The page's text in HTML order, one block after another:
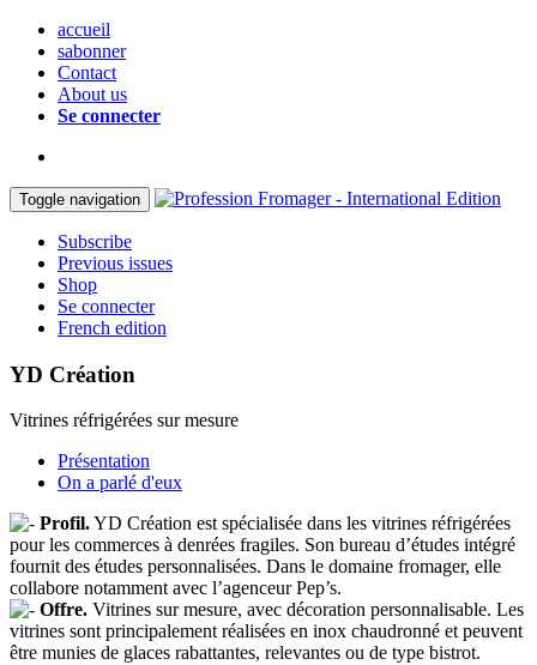
accueil
sabonner
Contact
About us
Se connecter
Toggle navigation
Subscribe
Previous issues
Shop
Se connecter
French edition
YD Création
Vitrines réfrigérées sur mesure
Présentation
On a parlé d'eux
Profil.YD Création est spécialisée dans les vitrines réfrigérées
pour les commerces à denrées fragiles. Son bureau d’études intégré
fournit des études personnalisées. Dans le domaine fromager, elle
collabore notamment avec l’agenceur Pep’s.
Offre. Vitrines sur mesure, avec décoration personnalisable. Les
vitrines sont principalement réalisées en inox chaudronné et peuvent
être munies de glaces rabattantes, relevantes ou de type bistrot.